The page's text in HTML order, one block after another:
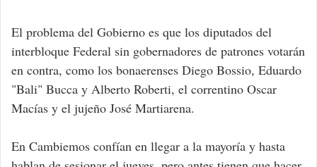
El problema del Gobierno es que los diputados del
interbloque Federal sin gobernadores de patrones votarán
en contra, como los bonaerenses Diego Bossio, Eduardo
"Bali" Bucca y Alberto Roberti, el correntino Oscar
Macías y el jujeño José Martiarena.
En Cambiemos confían en llegar a la mayoría y hasta